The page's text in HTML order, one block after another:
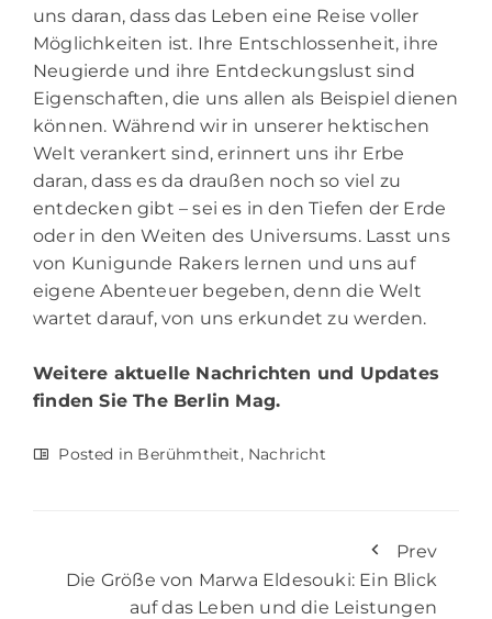
uns daran, dass das Leben eine Reise voller
Möglichkeiten ist. Ihre Entschlossenheit, ihre
Neugierde und ihre Entdeckungslust sind
Eigenschaften, die uns allen als Beispiel dienen
können. Während wir in unserer hektischen
Welt verankert sind, erinnert uns ihr Erbe
daran, dass es da draußen noch so viel zu
entdecken gibt – sei es in den Tiefen der Erde
oder in den Weiten des Universums. Lasst uns
von Kunigunde Rakers lernen und uns auf
eigene Abenteuer begeben, denn die Welt
wartet darauf, von uns erkundet zu werden.
Weitere aktuelle Nachrichten und Updates
finden SieThe Berlin Mag.
Posted in Berühmtheit, Nachricht
Prev
Die Größe von Marwa Eldesouki: Ein Blick
auf das Leben und die Leistungen